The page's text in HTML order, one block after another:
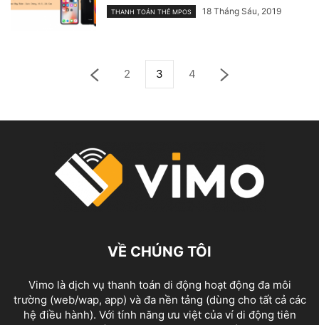
THANH TOÁN THẺ MPOS 18 Tháng Sáu, 2019
2 3 4
VỀ CHÚNG TÔI
Vimo là dịch vụ thanh toán di động hoạt động đa môi
trường (web/wap, app) và đa nền tảng (dùng cho tất cả các
hệ điều hành). Với tính năng ưu việt của ví di động tiên